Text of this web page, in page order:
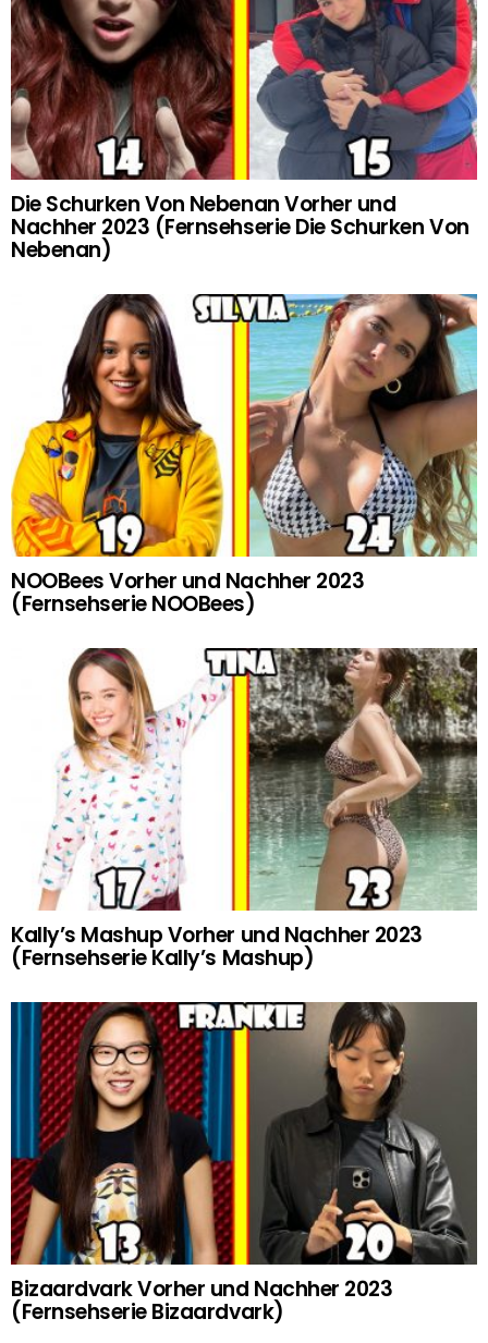
Die Schurken Von Nebenan Vorher und
Nachher 2023 (Fernsehserie Die Schurken Von
Nebenan)
NOOBees Vorher und Nachher 2023
(Fernsehserie NOOBees)
Kally’s Mashup Vorher und Nachher 2023
(Fernsehserie Kally’s Mashup)
Bizaardvark Vorher und Nachher 2023
(Fernsehserie Bizaardvark)